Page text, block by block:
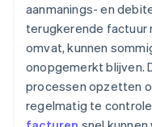
aanmanings- en
terugkerende
omvat, kunnen
onopgemerkt blijven.
processen opzetten
regelmatig te